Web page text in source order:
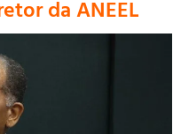
da ANEEL